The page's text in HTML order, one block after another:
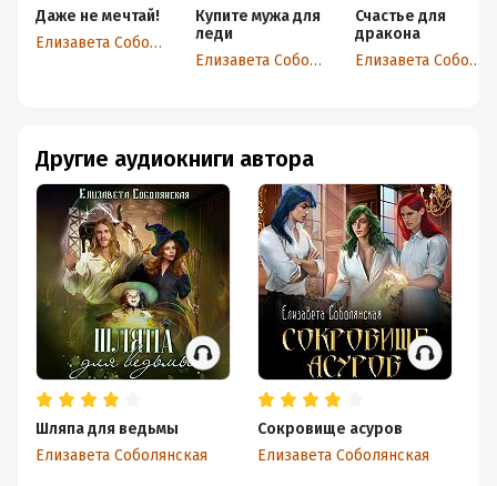
Даже не мечтай!
Елизавета Соболянская
Купите мужа для
леди
Елизавета Соболянская
Счастье для
дракона
Елизавета Соболянская
Другие аудиокниги автора
Шляпа для ведьмы
Елизавета Соболянская
Сокровище асуров
Елизавета Соболянская